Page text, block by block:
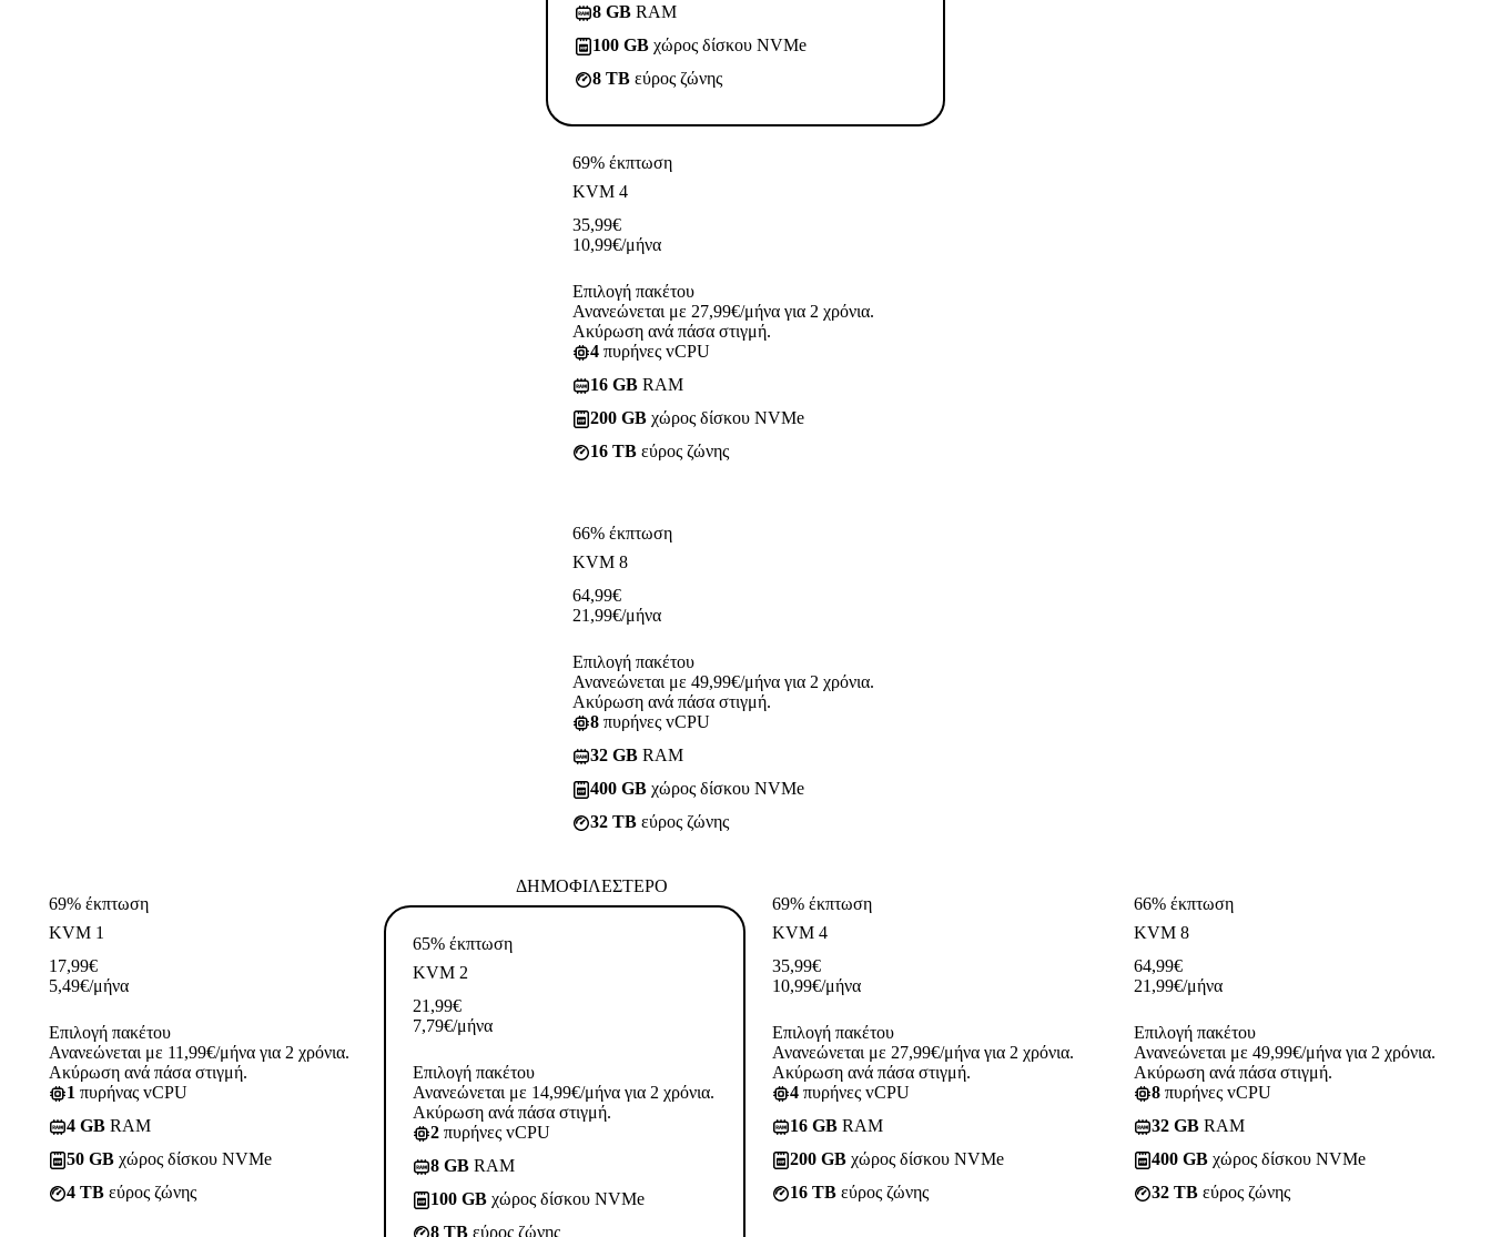
8 GB RAM
100 GB χώρος δίσκου NVMe
8 TB εύρος ζώνης
69% έκπτωση
KVM 4
35,99€
10,99€/μήνα
Επιλογή πακέτου
Ανανεώνεται με 27,99€/μήνα για 2 χρόνια.
Ακύρωση ανά πάσα στιγμή.
4 πυρήνες vCPU
16 GB RAM
200 GB χώρος δίσκου NVMe
16 TB εύρος ζώνης
66% έκπτωση
KVM 8
64,99€
21,99€/μήνα
Επιλογή πακέτου
Ανανεώνεται με 49,99€/μήνα για 2 χρόνια.
Ακύρωση ανά πάσα στιγμή.
8 πυρήνες vCPU
32 GB RAM
400 GB χώρος δίσκου NVMe
32 TB εύρος ζώνης
69% έκπτωση
KVM 1
17,99€
5,49€/μήνα
Επιλογή πακέτου
Ανανεώνεται με 11,99€/μήνα για 2 χρόνια.
Ακύρωση ανά πάσα στιγμή.
1 πυρήνας vCPU
4 GB RAM
50 GB χώρος δίσκου NVMe
4 TB εύρος ζώνης
ΔΗΜΟΦΙΛΈΣΤΕΡΟ
65% έκπτωση
KVM 2
21,99€
7,79€/μήνα
Επιλογή πακέτου
Ανανεώνεται με 14,99€/μήνα για 2 χρόνια.
Ακύρωση ανά πάσα στιγμή.
2 πυρήνες vCPU
8 GB RAM
100 GB χώρος δίσκου NVMe
8 TB εύρος ζώνης
69% έκπτωση
KVM 4
35,99€
10,99€/μήνα
Επιλογή πακέτου
Ανανεώνεται με 27,99€/μήνα για 2 χρόνια.
Ακύρωση ανά πάσα στιγμή.
4 πυρήνες vCPU
16 GB RAM
200 GB χώρος δίσκου NVMe
16 TB εύρος ζώνης
66% έκπτωση
KVM 8
64,99€
21,99€/μήνα
Επιλογή πακέτου
Ανανεώνεται με 49,99€/μήνα για 2 χρόνια.
Ακύρωση ανά πάσα στιγμή.
8 πυρήνες vCPU
32 GB RAM
400 GB χώρος δίσκου NVMe
32 TB εύρος ζώνης